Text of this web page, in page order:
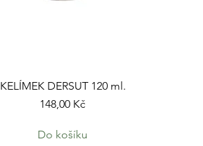
KELÍMEK DERSUT 120 ml.
Cena
148,00 Kč
Do košíku